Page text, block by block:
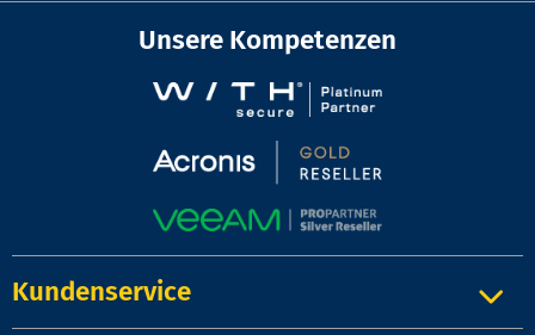
Unsere Kompetenzen
Kundenservice